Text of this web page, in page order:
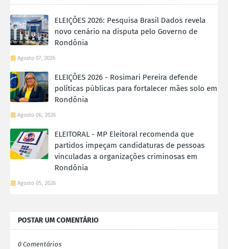
ELEIÇÕES 2026: Pesquisa Brasil Dados revela
novo cenário na disputa pelo Governo de
Rondônia
Agosto 07, 2026
ELEIÇÕES 2026 - Rosimari Pereira defende
políticas públicas para fortalecer mães solo em
Rondônia
Agosto 06, 2026
ELEITORAL - MP Eleitoral recomenda que
partidos impeçam candidaturas de pessoas
vinculadas a organizações criminosas em
Rondônia
Agosto 05, 2026
POSTAR UM COMENTÁRIO
0 Comentários